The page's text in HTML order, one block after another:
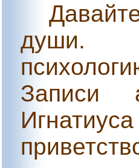
души.
Записи